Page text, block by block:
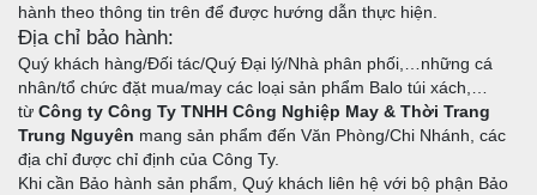
hành theo thông tin trên để được hướng dẫn thực hiện.
Địa chỉ bảo hành:
Quý khách hàng/Đối tác/Quý Đại lý/Nhà phân phối,…những cá
nhân/tổ chức đặt mua/may các loại sản phẩm Balo túi xách,…
từ Công ty Công Ty TNHH Công Nghiệp May & Thời Trang
Trung Nguyên mang sản phẩm đến Văn Phòng/Chi Nhánh, các
địa chỉ được chỉ định của Công Ty.
Khi cần Bảo hành sản phẩm, Quý khách liên hệ với bộ phận Bảo